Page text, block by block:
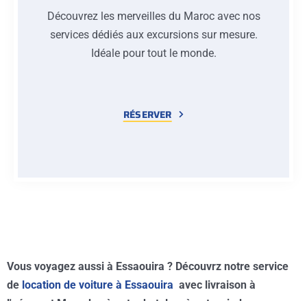
Découvrez les merveilles du Maroc avec nos
services dédiés aux excursions sur mesure.
Idéale pour tout le monde.
RÉSERVER
Vous voyagez aussi à Essaouira ? Découvrz notre service
de location de voiture à Essaouira avec livraison à